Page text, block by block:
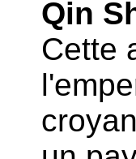
Qin
Cette